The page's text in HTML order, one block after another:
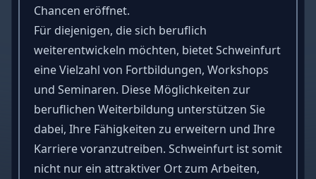
Chancen eröffnet.
Für diejenigen, die sich beruflich
weiterentwickeln möchten, bietet Schweinfurt
eine Vielzahl von Fortbildungen, Workshops
und Seminaren. Diese Möglichkeiten zur
beruflichen Weiterbildung unterstützen Sie
dabei, Ihre Fähigkeiten zu erweitern und Ihre
Karriere voranzutreiben. Schweinfurt ist somit
nicht nur ein attraktiver Ort zum Arbeiten,